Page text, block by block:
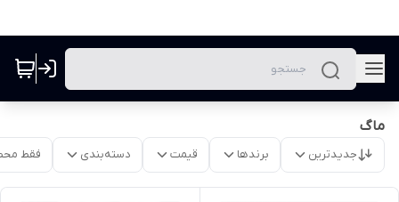
ماگ
جدیدترین برندها قیمت دسته‌بندی فقط